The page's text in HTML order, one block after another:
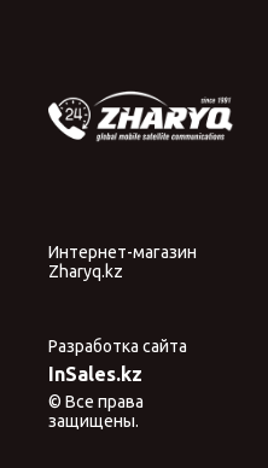
Интернет-магазин
Zharyq.kz
Разработка сайта
InSales.kz
© Все права
защищены.